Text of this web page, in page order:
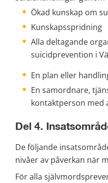
Ökad kunskap om
Kunskapsspridning
Alla deltagande
suicidprevention i
En plan eller
En samordnare,
kontaktperson med
Del 4.
De följande
nivåer av påverkan när
För alla